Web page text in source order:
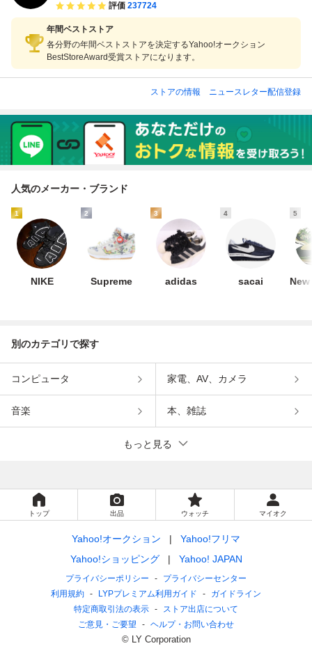
評価 237724
年間ベストストア
各分野の年間ベストストアを決定するYahoo!オークション
BestStoreAward受賞ストアになります。
ストアの情報 ニュースレター配信登録
人気のメーカー・ブランド
1
NIKE
2
Supreme
3
adidas
4
sacai
5
別のカテゴリで探す
コンピュータ 家電、AV、カメラ
音楽 本、雑誌
もっと見る
トップ 出品 ウォッチ マイオク
Yahoo!オークション
Yahoo!フリマ
Yahoo!ショッピング
Yahoo! JAPAN
プライバシーポリシー
プライバシーセンター
利用規約
LYPプレミアム利用ガイド
ガイドライン
特定商取引法の表示
ストア出店について
ご意見・ご要望
ヘルプ・お問い合わせ
© LY Corporation